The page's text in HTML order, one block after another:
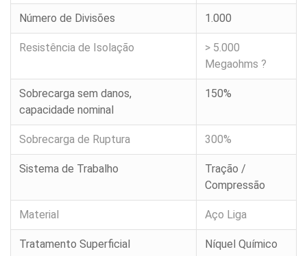
Número de Divisões 1.000
Resistência de Isolação
> 5.000
Megaohms ?
Sobrecarga sem danos,
capacidade nominal
150%
Sobrecarga de Ruptura 300%
Sistema de Trabalho
Tração /
Compressão
Material Aço Liga
Tratamento Superficial Níquel Químico
Célula
de
CIL
capacidade
250kg
Célula
de
Carga
RTN
capacidade
10t
Carga
HB
capacidade
10t
a
50t